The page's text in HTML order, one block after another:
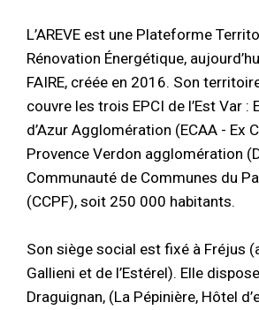
L’AREVE est une Plateforme
Rénovation Énergétique,
FAIRE, créée en 2016. Son
couvre les trois EPCI de l’Est Var :
d’Azur Agglomération (ECAA - Ex
Provence Verdon agglomération
Communauté de Communes du
(CCPF), soit 250 000 habitants.
Son siège social est fixé à Fréjus
Gallieni et de l’Estérel). Elle
Draguignan, (La Pépinière, Hôtel